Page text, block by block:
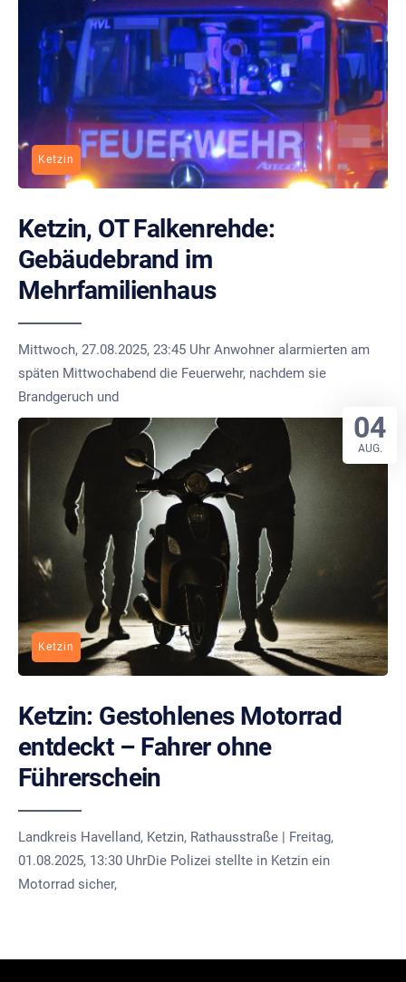
Ketzin
Ketzin, OT Falkenrehde:
Gebäudebrand im
Mehrfamilienhaus
Mittwoch, 27.08.2025, 23:45 Uhr Anwohner alarmierten am
späten Mittwochabend die Feuerwehr, nachdem sie
Brandgeruch und
Ketzin
Ketzin: Gestohlenes Motorrad
entdeckt – Fahrer ohne
Führerschein
Landkreis Havelland, Ketzin, Rathausstraße | Freitag,
01.08.2025, 13:30 UhrDie Polizei stellte in Ketzin ein
Motorrad sicher,
04
AUG.